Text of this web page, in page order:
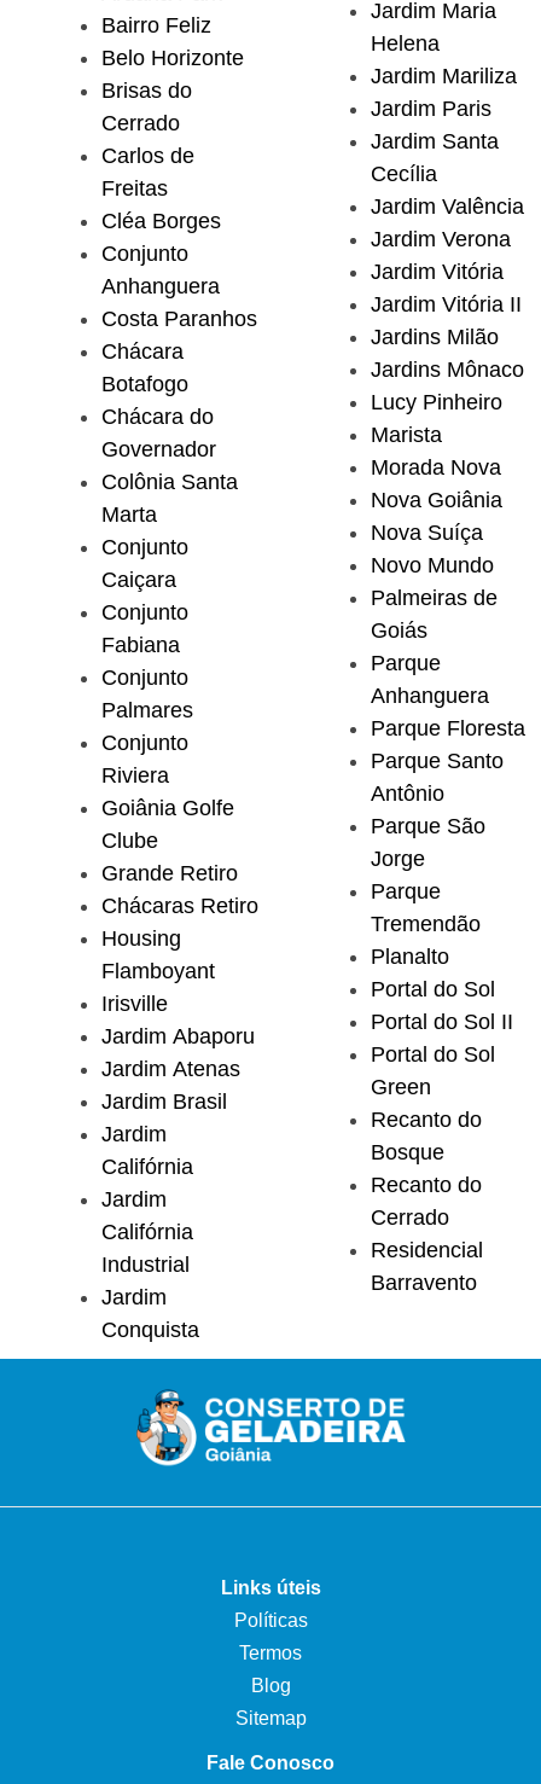
Bairro Feliz
Belo Horizonte
Brisas do
Cerrado
Carlos de
Freitas
Cléa Borges
Conjunto
Anhanguera
Costa Paranhos
Chácara
Botafogo
Chácara do
Governador
Colônia Santa
Marta
Conjunto
Caiçara
Conjunto
Fabiana
Conjunto
Palmares
Conjunto
Riviera
Goiânia Golfe
Clube
Grande Retiro
Chácaras Retiro
Housing
Flamboyant
Irisville
Jardim Abaporu
Jardim Atenas
Jardim Brasil
Jardim
Califórnia
Jardim
Califórnia
Industrial
Jardim
Conquista
Jardim Maria
Helena
Jardim Mariliza
Jardim Paris
Jardim Santa
Cecília
Jardim Valência
Jardim Verona
Jardim Vitória
Jardim Vitória II
Jardins Milão
Jardins Mônaco
Lucy Pinheiro
Marista
Morada Nova
Nova Goiânia
Nova Suíça
Novo Mundo
Palmeiras de
Goiás
Parque
Anhanguera
Parque Floresta
Parque Santo
Antônio
Parque São
Jorge
Parque
Tremendão
Planalto
Portal do Sol
Portal do Sol II
Portal do Sol
Green
Recanto do
Bosque
Recanto do
Cerrado
Residencial
Barravento
Links úteis
Políticas
Termos
Blog
Sitemap
Fale Conosco